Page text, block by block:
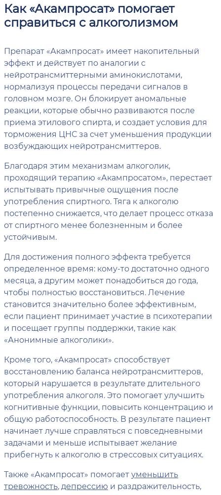
Как «Акампросат» помогает
справиться с алкоголизмом
Препарат «Акампросат» имеет накопительный
эффект и действует по аналогии с
нейротрансмиттерными аминокислотами,
нормализуя процессы передачи сигналов в
головном мозге. Он блокирует аномальные
реакции, которые обычно развиваются после
приема этилового спирта, и создает условия для
торможения ЦНС за счет уменьшения продукции
возбуждающих нейротрансмиттеров.
Благодаря этим механизмам алкоголик,
проходящий терапию «Акампросатом», перестает
испытывать привычные ощущения после
употребления спиртного. Тяга к алкоголю
постепенно снижается, что делает процесс отказа
от спиртного менее болезненным и более
устойчивым.
Для достижения полного эффекта требуется
определенное время: кому-то достаточно одного
месяца, а другим может понадобиться до года,
чтобы полностью восстановиться. Лечение
становится значительно более эффективным,
если пациент принимает участие в психотерапии
и посещает группы поддержки, такие как
«Анонимные алкоголики».
Кроме того, «Акампросат» способствует
восстановлению баланса нейротрансмиттеров,
который нарушается в результате длительного
употребления алкоголя. Это помогает улучшить
когнитивные функции, повысить концентрацию и
общую работоспособность. В результате пациент
начинает лучше справляться с повседневными
задачами и меньше испытывает желание
прибегнуть к алкоголю в стрессовых ситуациях.
Также «Акампросат» помогаетуменьшить
тревожность, депрессию и раздражительность,